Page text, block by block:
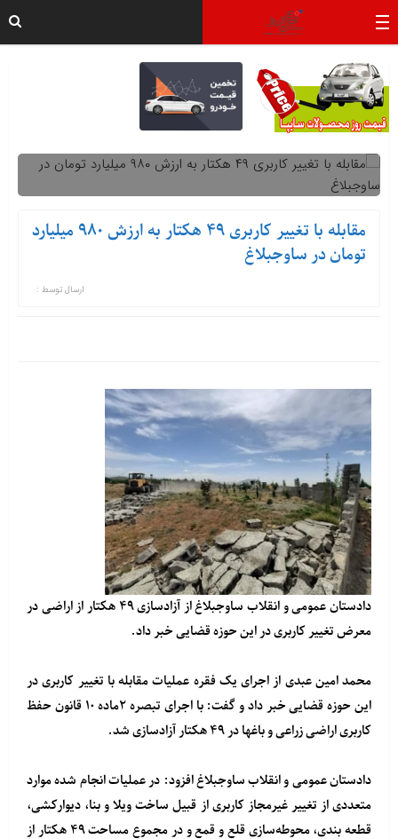
مقابله با تغییر کاربری ۴۹ هکتار به ارزش ۹۸۰ میلیارد
تومان در ساوجبلاغ
ارسال توسط :
دادستان عمومی و انقلاب ساوجبلاغ از آزادسازی ۴۹ هکتار از اراضی در
معرض تغییر کاربری در این حوزه قضایی خبر داد.
محمد امین عبدی از اجرای یک فقره عملیات مقابله با تغییر کاربری در
این حوزه قضایی خبر داد و گفت: با اجرای تبصره ۲ماده ۱۰ قانون حفظ
کاربری اراضی زراعی و باغها در ۴۹ هکتار آزادسازی شد.
دادستان عمومی و انقلاب ساوجبلاغ افزود: در عملیات انجام شده موارد
متعددی از تغییر غیرمجاز کاربری از قبیل ساخت ویلا و بنا، دیوارکشی،
قطعه بندی، محوطه‌سازی قلع و قمع و در مجموع مساحت ۴۹ هکتار از